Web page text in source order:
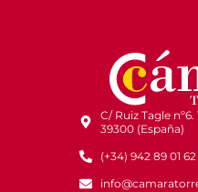
C/ Ruiz Tagle
39300 (España)
(+34) 942 89 01 62